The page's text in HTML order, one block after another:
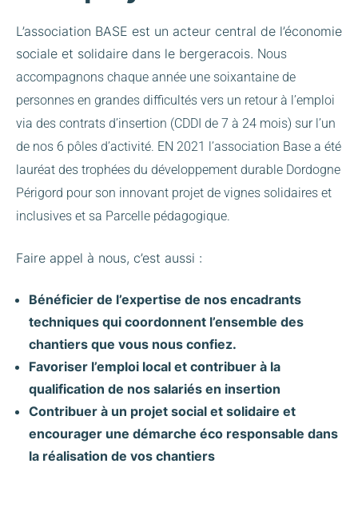
L’association BASE est un acteur central de l’économie
sociale et solidaire dans le bergeracois. Nous
accompagnons chaque année une soixantaine de
personnes en grandes difficultés vers un retour à l’emploi
via des contrats d’insertion (CDDI de 7 à 24 mois) sur l’un
de nos 6 pôles d’activité. EN 2021 l’association Base a été
lauréat des trophées du développement durable Dordogne
Périgord pour son innovant projet de vignes solidaires et
inclusives et sa Parcelle pédagogique.
Faire appel à nous, c’est aussi :
Bénéficier de l’expertise de nos encadrants
techniques qui coordonnent l’ensemble des
chantiers que vous nous confiez.
Favoriser l’emploi local et contribuer à la
qualification de nos salariés en insertion
Contribuer à un projet social et solidaire et
encourager une démarche éco responsable dans
la réalisation de vos chantiers